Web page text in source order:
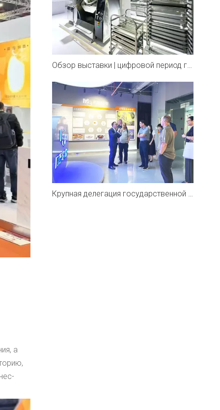
а
Обзор выставки | цифровой период горячих источников, представленный для вас
Крупная делегация государственной власти США посетила наше полностью электрическое кухонное оборудование.